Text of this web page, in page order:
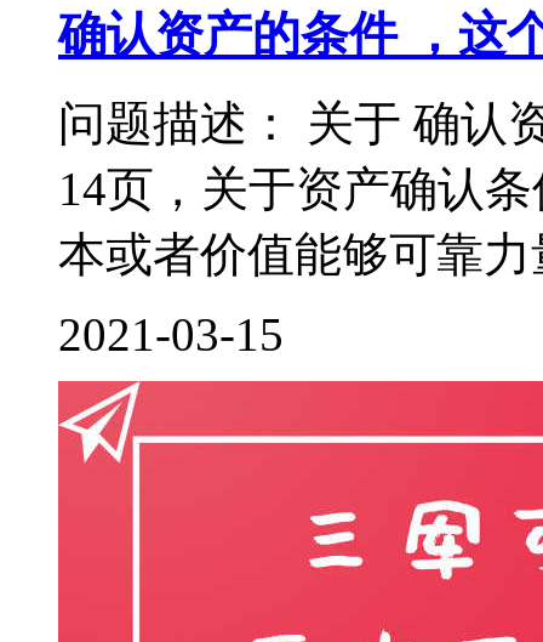
确认资产的条件 ，这
问题描述： 关于 确认
14页，关于资产确认
本或者价值能够可靠
2021-03-15